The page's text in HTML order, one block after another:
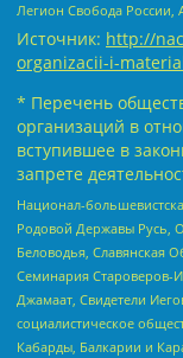
Легион Свобода России,
Источник: http://
organizacii-i-
* Перечень
организаций в
вступившее в
запрете
Национал-
Родовой Державы Русь,
Беловодья, Славянская
Семинария Староверов-
Джамаат, Свидетели
социалистическое
Кабарды, Балкарии и